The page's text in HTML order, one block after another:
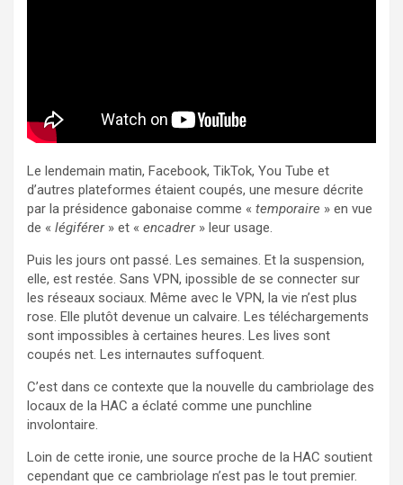
Le lendemain matin, Facebook, TikTok, You Tube et
d’autres plateformes étaient coupés, une mesure décrite
par la présidence gabonaise comme « temporaire » en vue
de « légiférer» et « encadrer» leur usage.
Puis les jours ont passé. Les semaines. Et la suspension,
elle, est restée. Sans VPN, ipossible de se connecter sur
les réseaux sociaux. Même avec le VPN, la vie n’est plus
rose. Elle plutôt devenue un calvaire. Les téléchargements
sont impossibles à certaines heures. Les lives sont
coupés net. Les internautes suffoquent.
C’est dans ce contexte que la nouvelle du cambriolage des
locaux de la HAC a éclaté comme une punchline
involontaire.
Loin de cette ironie, une source proche de la HAC soutient
cependant que ce cambriolage n’est pas le tout premier.